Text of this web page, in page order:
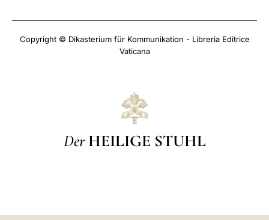
Copyright © Dikasterium für Kommunikation - Libreria Editrice
Vaticana
Der HEILIGE STUHL